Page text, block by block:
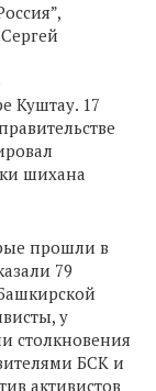
Куштау. 17
шихана
прошли в
79
у
столкновения
БСК и
активистов